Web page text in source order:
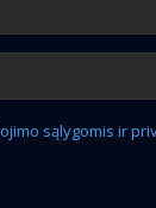
sąlygomis ir